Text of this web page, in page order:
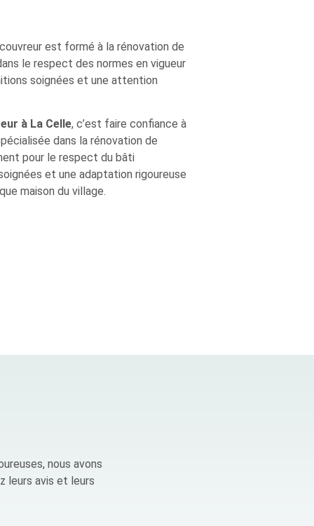
est formé à la rénovation de
le respect des normes en vigueur
soignées et une attention
à La Celle, c’est faire confiance à
dans la rénovation de
pour le respect du bâti
et une adaptation rigoureuse
maison du village.
nous avons
leurs avis et leurs